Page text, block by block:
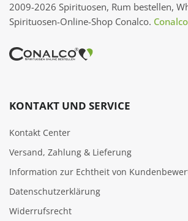
2009-2026 Spirituosen, Rum bestellen,
Spirituosen-Online-Shop Conalco.
KONTAKT UND SERVICE
Kontakt Center
Versand, Zahlung & Lieferung
Information zur Echtheit von
Datenschutzerklärung
Widerrufsrecht